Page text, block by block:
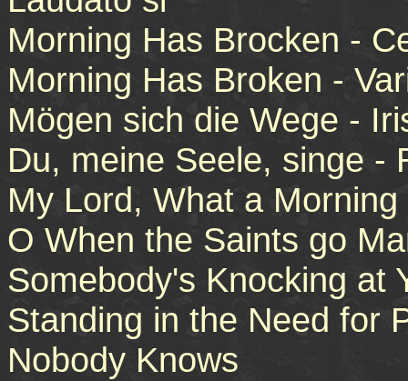
Morning Has Brocken -
Morning Has Broken -
Mögen sich die Wege -
Du, meine Seele, singe -
My Lord, What a Morning
O When the Saints go
Somebody's Knocking at
Standing in the Need for
Nobody Knows